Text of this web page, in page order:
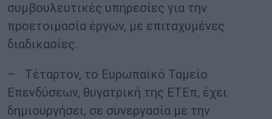
συμβουλευτικές υπηρεσίες για την
προετοιμασία έργων, με επιταχυμένες
διαδικασίες.
– Τέταρτον, το Ευρωπαϊκό Ταμείο
Επενδύσεων, θυγατρική της ΕΤΕπ, έχει
δημιουργήσει, σε συνεργασία με την